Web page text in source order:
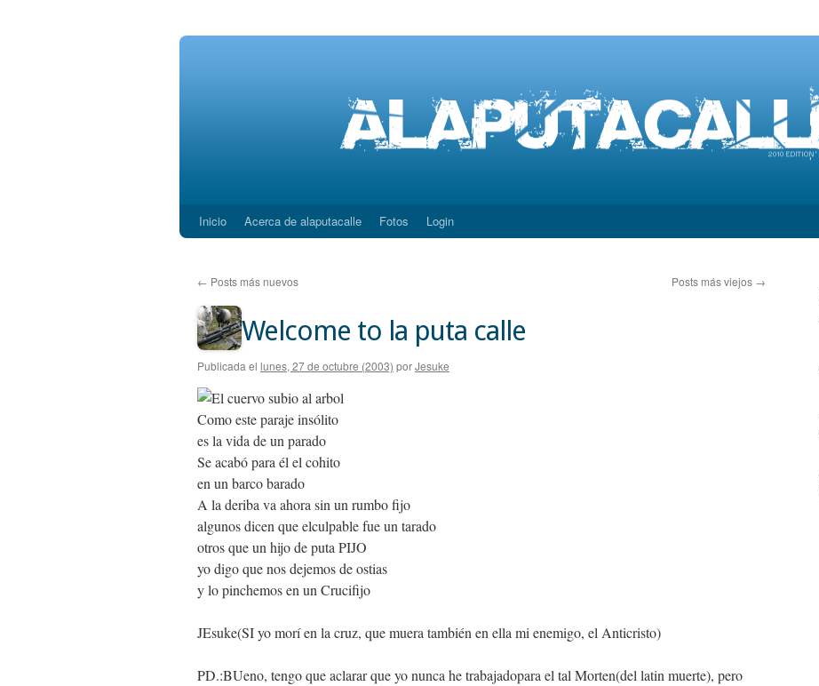
Saltar
contenido
Inicio Acerca de alaputacalle Fotos Login
← Posts más nuevos Posts más viejos →
Welcome to la puta calle
Publicada el lunes, 27 de octubre (2003) porJesuke
Como este paraje insólito
es la vida de un parado
Se acabó para él el cohito
en un barco barado
A la deriba va ahora sin un rumbo fijo
algunos dicen que elculpable fue un tarado
otros que un hijo de puta PIJO
yo digo que nos dejemos de ostias
y lo pinchemos en un Crucifijo
JEsuke(SI yo morí en la cruz, que muera también en ella mi enemigo, el Anticristo)
PD.:BUeno, tengo que aclarar que yo nunca he trabajadopara el tal Morten(del latin muerte), pero